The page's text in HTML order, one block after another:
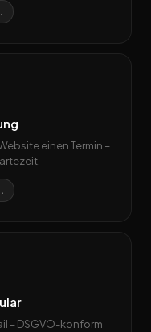
einen Termin –
– DSGVO-konform